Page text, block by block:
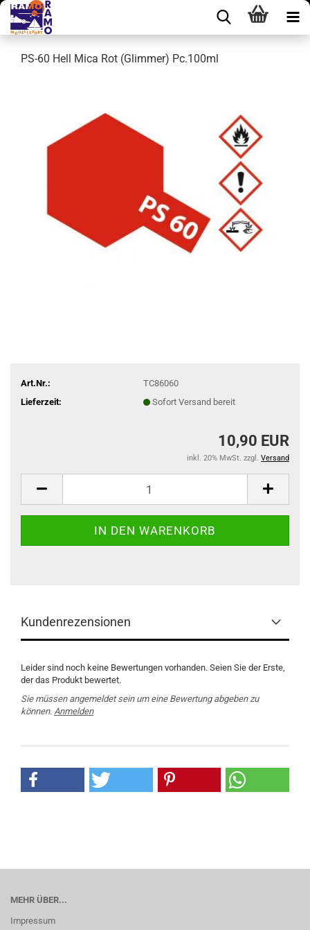
PS-60 Hell Mica Rot (Glimmer) Pc.100ml
Art.Nr.:
TC86060
Lieferzeit:
Sofort Versand bereit
10,90 EUR
inkl. 20% MwSt. zzgl. Versand
Kundenrezensionen
Leider sind noch keine Bewertungen vorhanden. Seien Sie der Erste,
der das Produkt bewertet.
Sie müssen angemeldet sein um eine Bewertung abgeben zu
können. Anmelden
MEHR ÜBER...
Impressum